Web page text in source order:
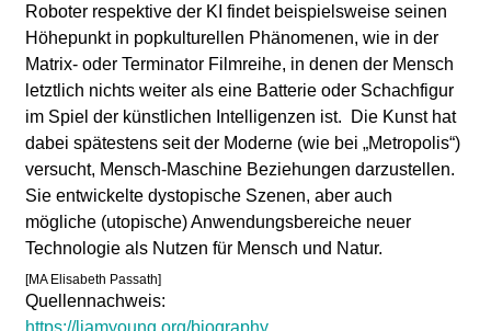
Roboter respektive der KI findet beispielsweise seinen
Höhepunkt in popkulturellen Phänomenen, wie in der
Matrix- oder Terminator Filmreihe, in denen der Mensch
letztlich nichts weiter als eine Batterie oder Schachfigur
im Spiel der künstlichen Intelligenzen ist. Die Kunst hat
dabei spätestens seit der Moderne (wie bei „Metropolis“)
versucht, Mensch-Maschine Beziehungen darzustellen.
Sie entwickelte dystopische Szenen, aber auch
mögliche (utopische) Anwendungsbereiche neuer
Technologie als Nutzen für Mensch und Natur.
[MA Elisabeth Passath]
Quellennachweis:
https://liamyoung.org/biography